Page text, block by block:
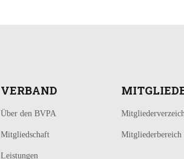
VERBAND
Über den BVPA
Mitgliedschaft
Leistungen
Mitgliederbereich